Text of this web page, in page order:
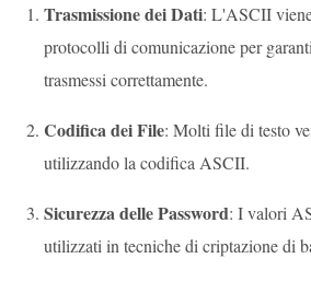
Trasmissione dei Dati: L'ASCII
protocolli di comunicazione per
trasmessi correttamente.
Codifica dei File: Molti file di testo
utilizzando la codifica ASCII.
Sicurezza delle Password: I valori
utilizzati in tecniche di criptazione di